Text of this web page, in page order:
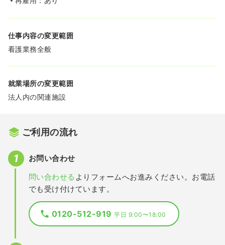
仕事内容の変更範囲
看護業務全般
就業場所の変更範囲
法人内の関連施設
ご利用の流れ
お問い合わせ
問い合わせる よりフォームへお進みください。お電話
でも受け付けています。
0120-512-919平日 9:00〜18:00